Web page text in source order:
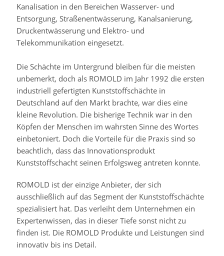
Kanalisation in den Bereichen Wasserver- und
Entsorgung, Straßenentwässerung, Kanalsanierung,
Druckentwässerung und Elektro- und
Telekommunikation eingesetzt.
Die Schächte im Untergrund bleiben für die meisten
unbemerkt, doch als ROMOLD im Jahr 1992 die ersten
industriell gefertigten Kunststoffschächte in
Deutschland auf den Markt brachte, war dies eine
kleine Revolution. Die bisherige Technik war in den
Köpfen der Menschen im wahrsten Sinne des Wortes
einbetoniert. Doch die Vorteile für die Praxis sind so
beachtlich, dass das Innovationsprodukt
Kunststoffschacht seinen Erfolgsweg antreten konnte.
ROMOLD ist der einzige Anbieter, der sich
ausschließlich auf das Segment der Kunststoffschächte
spezialisiert hat. Das verleiht dem Unternehmen ein
Expertenwissen, das in dieser Tiefe sonst nicht zu
finden ist. Die ROMOLD Produkte und Leistungen sind
innovativ bis ins Detail.